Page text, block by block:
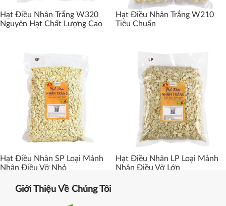
Hạt Điều Nhân Trắng W320
Nguyên Hạt Chất Lượng Cao
Hạt Điều Nhân Trắng W210
Tiêu Chuẩn
Hạt Điều Nhân SP Loại Mảnh
Nhân Điều Vỡ Nhỏ
Hạt Điều Nhân LP Loại Mảnh
Nhân Điều Vỡ Lớn
Giới Thiệu Về Chúng Tôi